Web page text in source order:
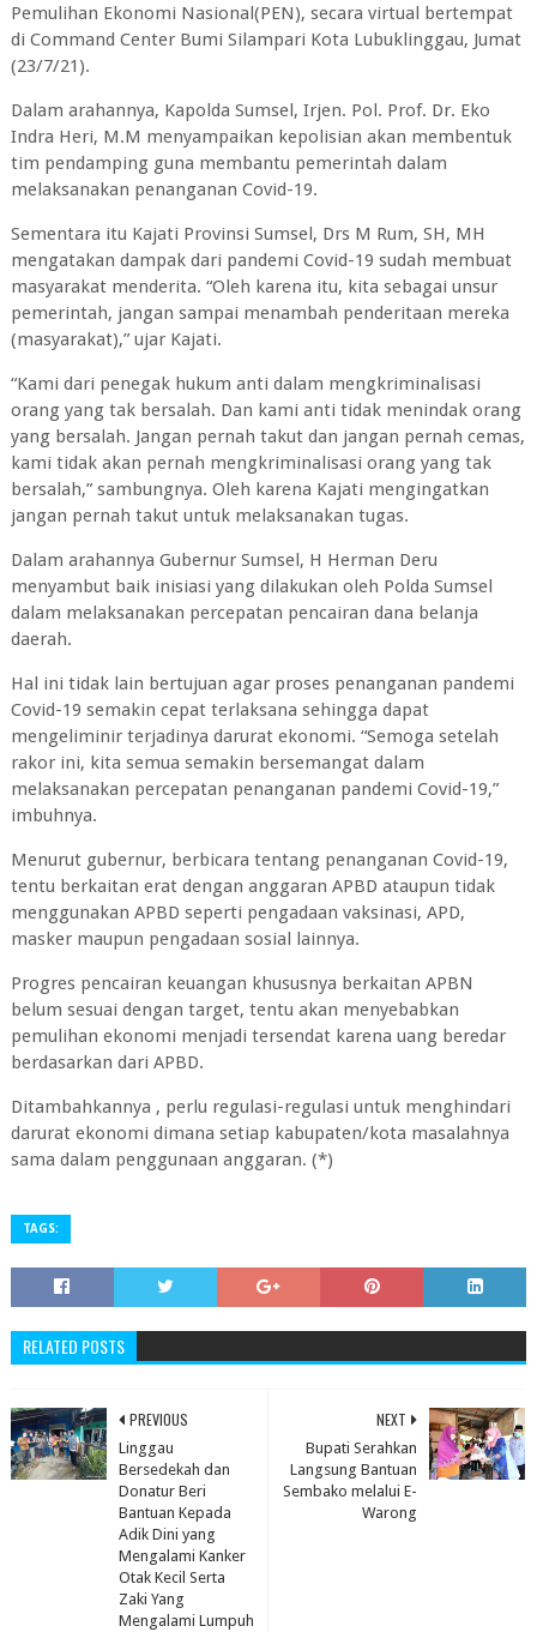
Pemulihan Ekonomi Nasional(PEN), secara virtual bertempat
di Command Center Bumi Silampari Kota Lubuklinggau, Jumat
(23/7/21).
Dalam arahannya, Kapolda Sumsel, Irjen. Pol. Prof. Dr. Eko
Indra Heri, M.M menyampaikan kepolisian akan membentuk
tim pendamping guna membantu pemerintah dalam
melaksanakan penanganan Covid-19.
Sementara itu Kajati Provinsi Sumsel, Drs M Rum, SH, MH
mengatakan dampak dari pandemi Covid-19 sudah membuat
masyarakat menderita. “Oleh karena itu, kita sebagai unsur
pemerintah, jangan sampai menambah penderitaan mereka
(masyarakat),” ujar Kajati.
“Kami dari penegak hukum anti dalam mengkriminalisasi
orang yang tak bersalah. Dan kami anti tidak menindak orang
yang bersalah. Jangan pernah takut dan jangan pernah cemas,
kami tidak akan pernah mengkriminalisasi orang yang tak
bersalah,” sambungnya. Oleh karena Kajati mengingatkan
jangan pernah takut untuk melaksanakan tugas.
Dalam arahannya Gubernur Sumsel, H Herman Deru
menyambut baik inisiasi yang dilakukan oleh Polda Sumsel
dalam melaksanakan percepatan pencairan dana belanja
daerah.
Hal ini tidak lain bertujuan agar proses penanganan pandemi
Covid-19 semakin cepat terlaksana sehingga dapat
mengeliminir terjadinya darurat ekonomi. “Semoga setelah
rakor ini, kita semua semakin bersemangat dalam
melaksanakan percepatan penanganan pandemi Covid-19,”
imbuhnya.
Menurut gubernur, berbicara tentang penanganan Covid-19,
tentu berkaitan erat dengan anggaran APBD ataupun tidak
menggunakan APBD seperti pengadaan vaksinasi, APD,
masker maupun pengadaan sosial lainnya.
Progres pencairan keuangan khususnya berkaitan APBN
belum sesuai dengan target, tentu akan menyebabkan
pemulihan ekonomi menjadi tersendat karena uang beredar
berdasarkan dari APBD.
Ditambahkannya , perlu regulasi-regulasi untuk menghindari
darurat ekonomi dimana setiap kabupaten/kota masalahnya
sama dalam penggunaan anggaran. (*)
TAGS:
RELATED POSTS
NEXT
Bupati Serahkan
Langsung Bantuan
Sembako melalui E-
Warong
PREVIOUS
Linggau
Bersedekah dan
Donatur Beri
Bantuan Kepada
Adik Dini yang
Mengalami Kanker
Otak Kecil Serta
Zaki Yang
Mengalami Lumpuh